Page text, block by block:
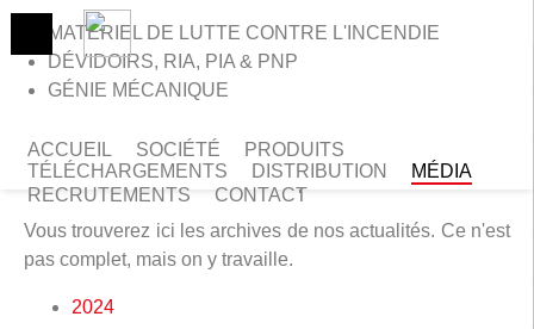
MATÈRIEL DE LUTTE CONTRE L'INCENDIE
DÉVIDOIRS, RIA, PIA & PNP
GÉNIE MÉCANIQUE
ACCUEIL SOCIÉTÉ
PRODUITS
TÉLÉCHARGEMENTS
DISTRIBUTION
MÉDIA
RECRUTEMENTS
CONTACT
> Accueil > Actualités archivées
ACTUALITÉS ARCHIVÉES
Retour sur le passé
Vous trouverez ici les archives de nos actualités. Ce n'est
pas complet, mais on y travaille.
2024